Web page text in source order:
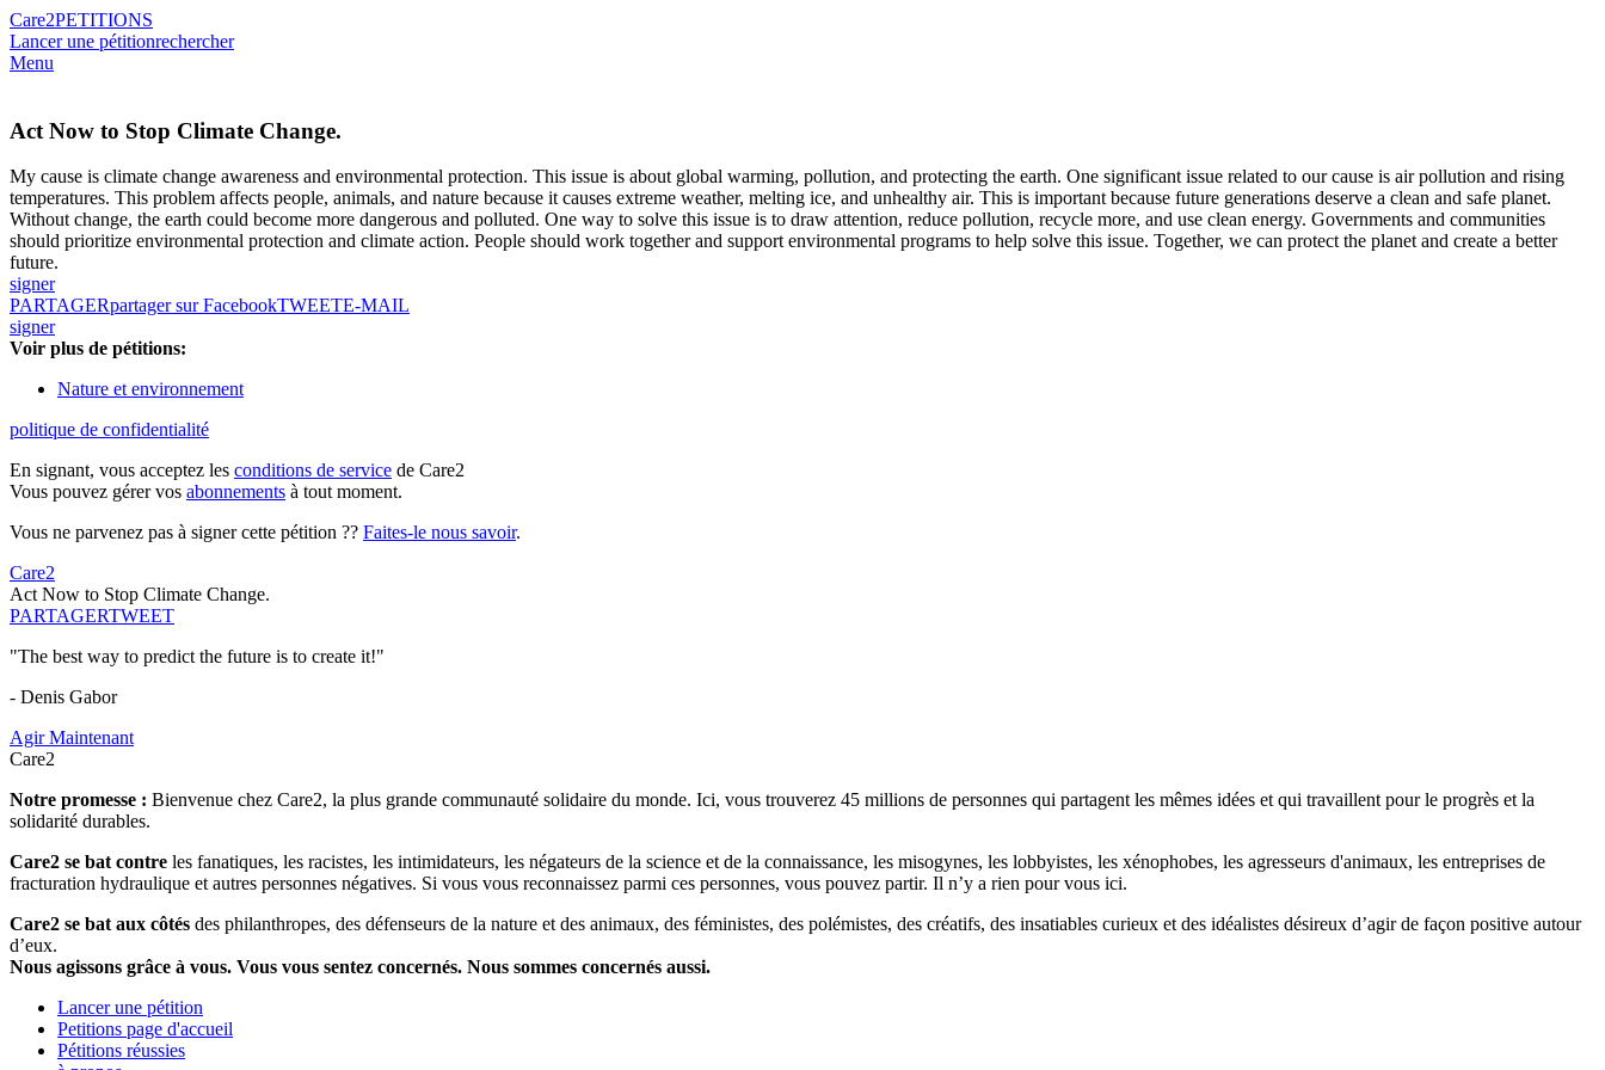
Care2PETITIONS
Lancer une pétitionrechercher
Menu
Act Now to Stop Climate Change.
My cause is climate change awareness and environmental protection. This issue is about global warming, pollution, and protecting the earth. One significant issue related to our cause is air pollution and rising
temperatures. This problem affects people, animals, and nature because it causes extreme weather, melting ice, and unhealthy air. This is important because future generations deserve a clean and safe planet.
Without change, the earth could become more dangerous and polluted. One way to solve this issue is to draw attention, reduce pollution, recycle more, and use clean energy. Governments and communities
should prioritize environmental protection and climate action. People should work together and support environmental programs to help solve this issue. Together, we can protect the planet and create a better
future.
signer
PARTAGERpartager sur FacebookTWEETE-MAIL
signer
Voir plus de pétitions:
Nature et environnement
politique de confidentialité
En signant, vous acceptez les conditions de service de Care2
Vous pouvez gérer vos abonnements à tout moment.
Vous ne parvenez pas à signer cette pétition ?? Faites-le nous savoir.
Care2
Act Now to Stop Climate Change.
PARTAGERTWEET
"The best way to predict the future is to create it!"
- Denis Gabor
Agir Maintenant
Care2
Notre promesse : Bienvenue chez Care2, la plus grande communauté solidaire du monde. Ici, vous trouverez 45 millions de personnes qui partagent les mêmes idées et qui travaillent pour le progrès et la
solidarité durables.
Care2 se bat contre les fanatiques, les racistes, les intimidateurs, les négateurs de la science et de la connaissance, les misogynes, les lobbyistes, les xénophobes, les agresseurs d'animaux, les entreprises de
fracturation hydraulique et autres personnes négatives. Si vous vous reconnaissez parmi ces personnes, vous pouvez partir. Il n’y a rien pour vous ici.
Care2 se bat aux côtés des philanthropes, des défenseurs de la nature et des animaux, des féministes, des polémistes, des créatifs, des insatiables curieux et des idéalistes désireux d’agir de façon positive autour
d’eux.
Nous agissons grâce à vous. Vous vous sentez concernés. Nous sommes concernés aussi.
Lancer une pétition
Petitions page d'accueil
Pétitions réussies